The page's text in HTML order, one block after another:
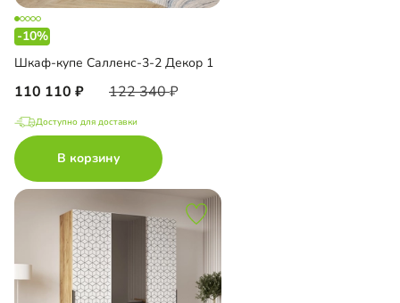
-10%
Шкаф-купе Салленс-3-2 Декор 1
110 110 122 340
Доступно для доставки
В корзину